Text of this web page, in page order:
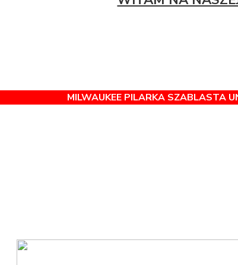
MILWAUKEE PILARKA SZABLASTA